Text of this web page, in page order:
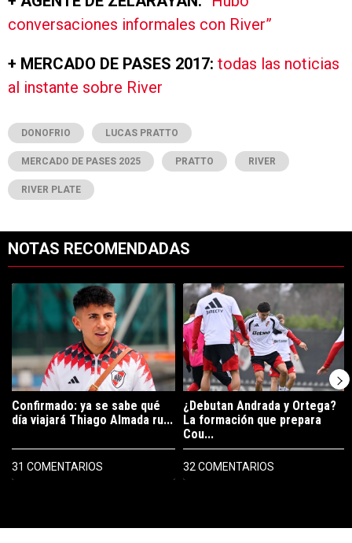
conversaciones informales con River”
+ MERCADO DE PASES 2017: todas las noticias
al instante sobre River
DONOFRIO LUCAS PRATTO
MERCADO DE PASES 2025 PRATTO RIVER
RIVER PLATE
NOTAS RECOMENDADAS
Un artículo de tendencia con el título "Confirmado: ya se sabe qué
Confirmado: ya se sabe qué
día viajará Thiago Almada ru...
31 COMENTARIOS
Un artículo de tendencia con el
¿Debutan Andrada y Ortega?
La formación que prepara
Cou...
32 COMENTARIOS